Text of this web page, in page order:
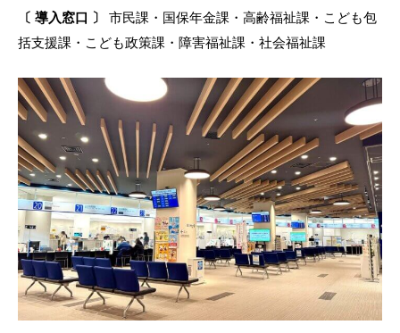
〔 導入窓口 〕
市民課・国保年金課・高齢福祉課・こども包
括支援課・こども政策課・障害福祉課・社会福祉課